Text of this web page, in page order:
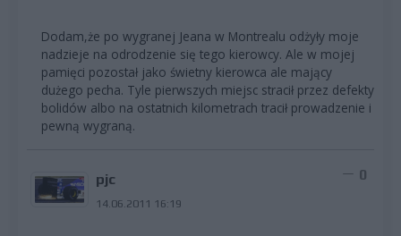
Dodam,że po wygranej Jeana w Montrealu odżyły moje
nadzieje na odrodzenie się tego kierowcy. Ale w mojej
pamięci pozostał jako świetny kierowca ale mający
dużego pecha. Tyle pierwszych miejsc stracił przez defekty
bolidów albo na ostatnich kilometrach tracił prowadzenie i
pewną wygraną.
pjc
14.06.2011 16:19
0